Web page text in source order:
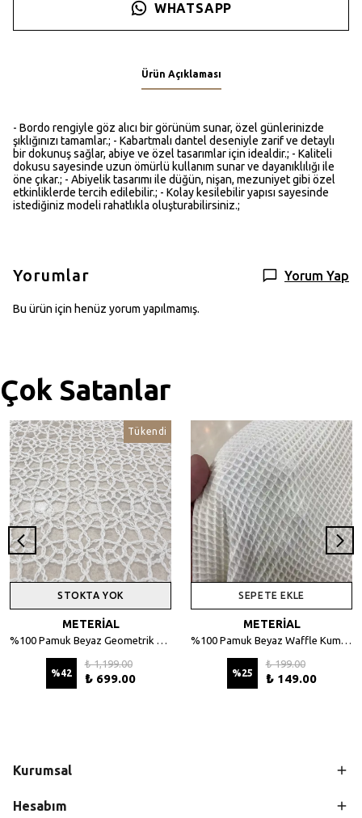
WHATSAPP
Ürün Açıklaması
- Bordo rengiyle göz alıcı bir görünüm sunar, özel günlerinizde
şıklığınızı tamamlar.; - Kabartmalı dantel deseniyle zarif ve detaylı
bir dokunuş sağlar, abiye ve özel tasarımlar için idealdir.; - Kaliteli
dokusu sayesinde uzun ömürlü kullanım sunar ve dayanıklılığı ile
öne çıkar.; - Abiyelik tasarımı ile düğün, nişan, mezuniyet gibi özel
etkinliklerde tercih edilebilir.; - Kolay kesilebilir yapısı sayesinde
istediğiniz modeli rahatlıkla oluşturabilirsiniz.;
Yorumlar Yorum Yap
Bu ürün için henüz yorum yapılmamış.
Çok Satanlar
Tükendi
STOKTA YOK
METERİAL
%100 Pamuk Beyaz Geometrik Desenli File Kumaş - 135 cm En
%42
₺ 1,199.00
₺ 699.00
SEPETE EKLE
METERİAL
%100 Pamuk Beyaz Waffle Kumaş – Petek Dokulu, 140 cm En
%25
₺ 199.00
₺ 149.00
Kurumsal
Hesabım